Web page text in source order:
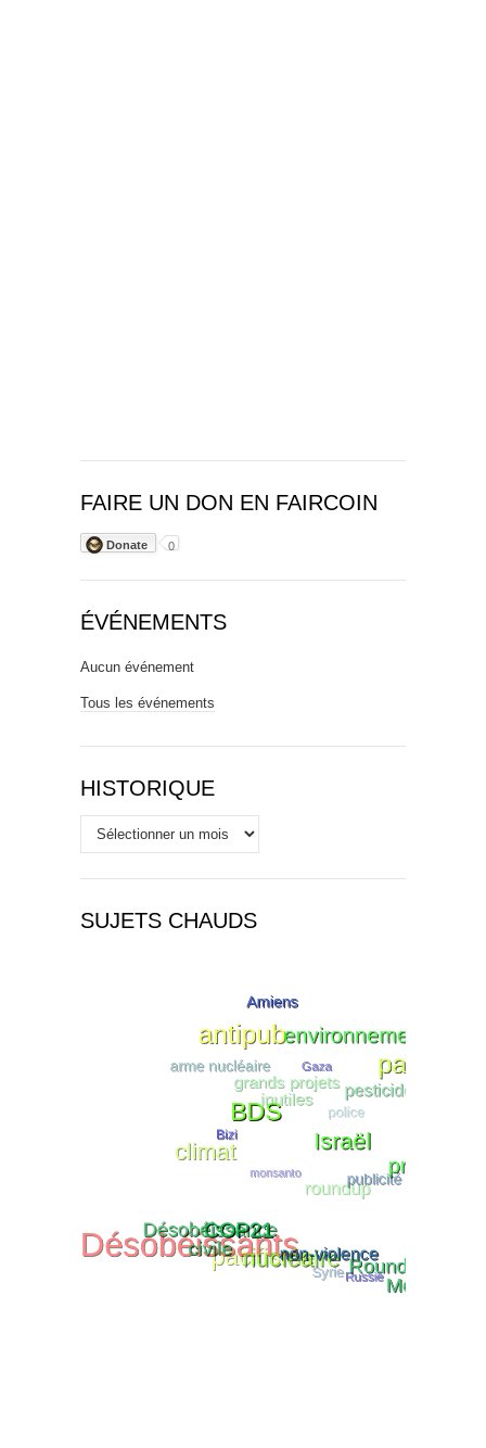
FAIRE UN DON EN FAIRCOIN
Donate 0
ÉVÉNEMENTS
Aucun événement
Tous les événements
HISTORIQUE
Historique
SUJETS CHAUDS